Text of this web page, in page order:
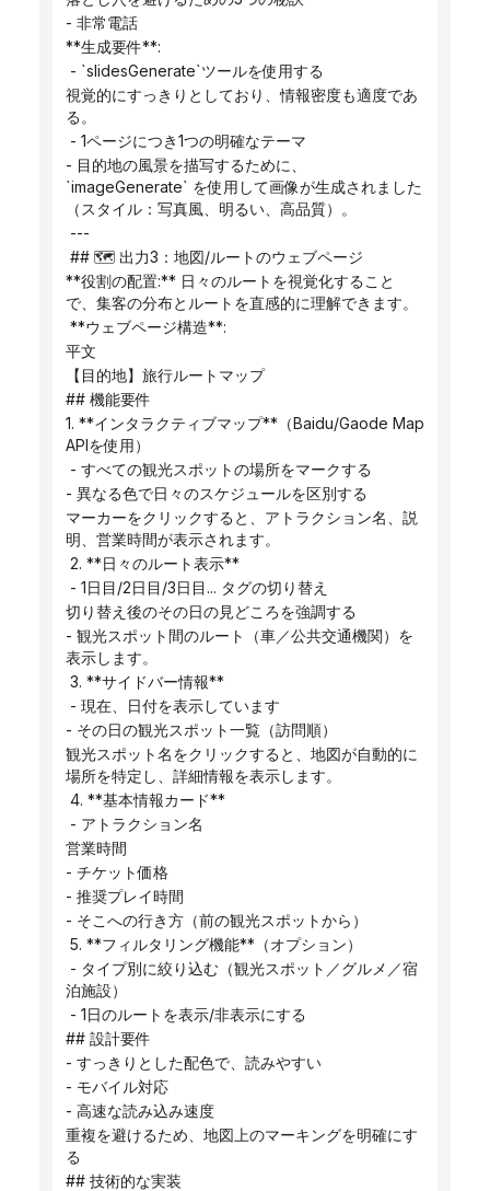
- 非常電話
**生成要件**:
- `slidesGenerate`ツールを使用する
視覚的にすっきりとしており、情報密度も適度であ
る。
- 1ページにつき1つの明確なテーマ
- 目的地の風景を描写するために、
`imageGenerate` を使用して画像が生成されました
（スタイル：写真風、明るい、高品質）。
---
## 🗺️ 出力3：地図/ルートのウェブページ
**役割の配置:** 日々のルートを視覚化すること
で、集客の分布とルートを直感的に理解できます。
**ウェブページ構造**:
平文
【目的地】旅行ルートマップ
## 機能要件
1. **インタラクティブマップ**（Baidu/Gaode Map
APIを使用）
- すべての観光スポットの場所をマークする
- 異なる色で日々のスケジュールを区別する
マーカーをクリックすると、アトラクション名、説
明、営業時間が表示されます。
2. **日々のルート表示**
- 1日目/2日目/3日目... タグの切り替え
切り替え後のその日の見どころを強調する
- 観光スポット間のルート（車／公共交通機関）を
表示します。
3. **サイドバー情報**
- 現在、日付を表示しています
- その日の観光スポット一覧（訪問順）
観光スポット名をクリックすると、地図が自動的に
場所を特定し、詳細情報を表示します。
4. **基本情報カード**
- アトラクション名
営業時間
- チケット価格
- 推奨プレイ時間
- そこへの行き方（前の観光スポットから）
5. **フィルタリング機能**（オプション）
泊施設）
- 1日のルートを表示/非表示にする
## 設計要件
- すっきりとした配色で、読みやすい
- モバイル対応
- 高速な読み込み速度
重複を避けるため、地図上のマーキングを明確にす
る
## 技術的な実装